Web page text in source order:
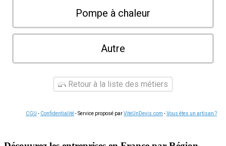
Pompe à chaleur
Autre
Retour à la liste des métiers
CGU - Confidentialité- Service proposé parViteUnDevis.com -Vous êtes un artisan ?